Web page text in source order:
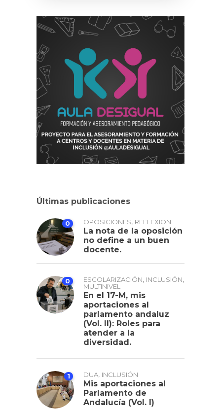
Últimas publicaciones
0 OPOSICIONES, REFLEXION
La nota de la oposición
no define a un buen
docente.
0 ESCOLARIZACIÓN, INCLUSIÓN,
MULTINIVEL
En el 17-M, mis
aportaciones al
parlamento andaluz
(Vol. II): Roles para
atender a la
diversidad.
1 DUA, INCLUSIÓN
Mis aportaciones al
Parlamento de
Andalucía (Vol. I)